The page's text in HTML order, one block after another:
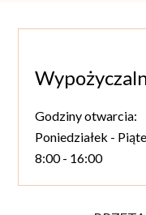
Godziny otwarcia:
Poniedziałek -
8:00 - 16:00